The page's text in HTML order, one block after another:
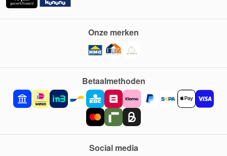
Betaalmethoden
Onze merken
Social media